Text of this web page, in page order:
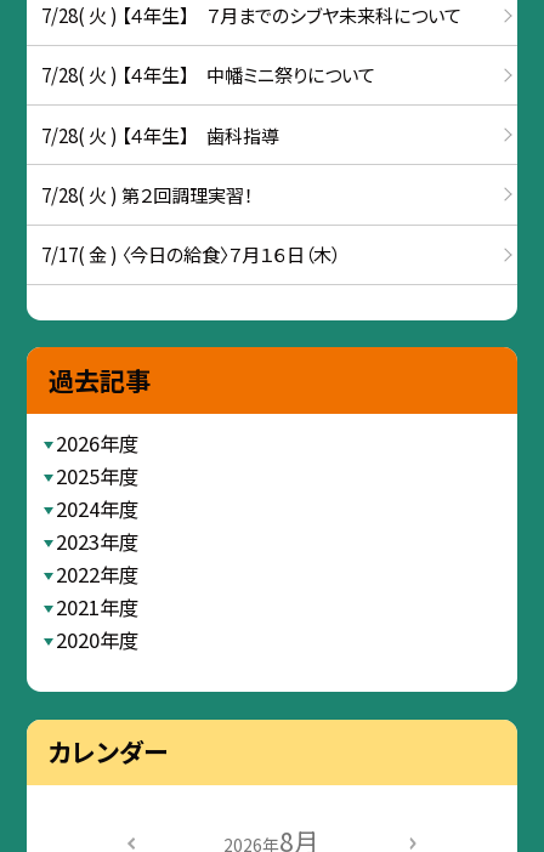
7/28( 火 ) 【４年生】 ７月までのシブヤ未来科について
7/28( 火 ) 【４年生】 中幡ミニ祭りについて
7/28( 火 ) 【４年生】 歯科指導
7/28( 火 ) 第２回調理実習！
7/17( 金 ) 〈今日の給食〉７月１６日（木）
過去記事
2026年度
2025年度
2024年度
2023年度
2022年度
2021年度
2020年度
カレンダー
2026年8月